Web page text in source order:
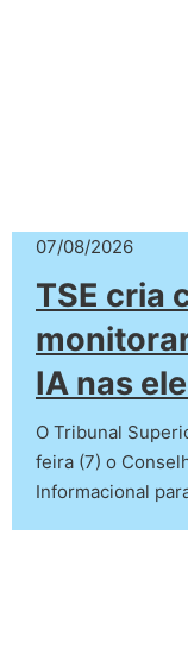
07/08/2026
TSE cria
IA nas
O Tribunal
feira (7) o
Informacional